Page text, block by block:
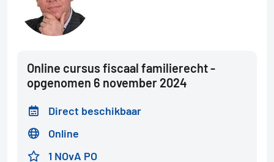
Online cursus fiscaal familierecht -
opgenomen 6 november 2024
Direct beschikbaar
Online
1 NOvA PO